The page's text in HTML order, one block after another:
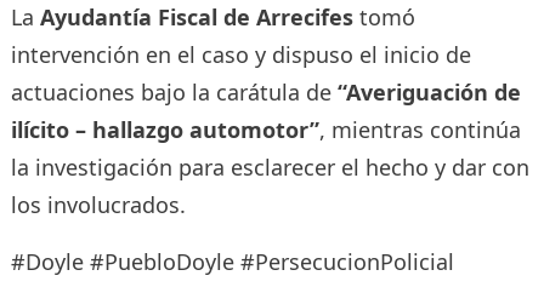
La Ayudantía Fiscal de Arrecifestomó
intervención en el caso y dispuso el inicio de
actuaciones bajo la carátula de “Averiguación de
ilícito – hallazgo automotor”, mientras continúa
la investigación para esclarecer el hecho y dar con
los involucrados.
#Doyle #PuebloDoyle #PersecucionPolicial